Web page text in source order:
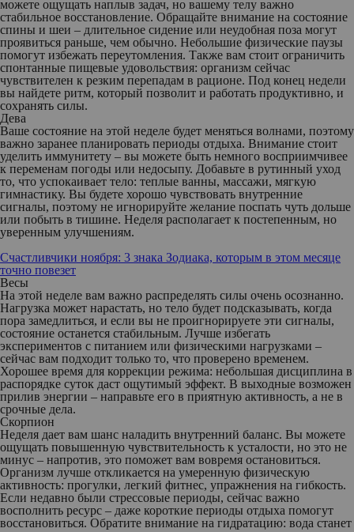
можете ощущать наплыв задач, но вашему телу важно
стабильное восстановление. Обращайте внимание на состояние
спины и шеи – длительное сидение или неудобная поза могут
проявиться раньше, чем обычно. Небольшие физические паузы
помогут избежать переутомления. Также вам стоит ограничить
спонтанные пищевые удовольствия: организм сейчас
чувствителен к резким перепадам в рационе. Под конец недели
вы найдете ритм, который позволит и работать продуктивно, и
сохранять силы.
Дева
Ваше состояние на этой неделе будет меняться волнами, поэтому
важно заранее планировать периоды отдыха. Внимание стоит
уделить иммунитету – вы можете быть немного восприимчивее
к переменам погоды или недосыпу. Добавьте в рутинный уход
то, что успокаивает тело: теплые ванны, массажи, мягкую
гимнастику. Вы будете хорошо чувствовать внутренние
сигналы, поэтому не игнорируйте желание поспать чуть дольше
или побыть в тишине. Неделя располагает к постепенным, но
уверенным улучшениям.
Счастливчики ноября: 3 знака Зодиака, которым в этом месяце
точно повезет
Весы
На этой неделе вам важно распределять силы очень осознанно.
Нагрузка может нарастать, но тело будет подсказывать, когда
пора замедлиться, и если вы не проигнорируете эти сигналы,
состояние останется стабильным. Лучше избегать
экспериментов с питанием или физическими нагрузками –
сейчас вам подходит только то, что проверено временем.
Хорошее время для коррекции режима: небольшая дисциплина в
распорядке суток даст ощутимый эффект. В выходные возможен
прилив энергии – направьте его в приятную активность, а не в
срочные дела.
Скорпион
Неделя дает вам шанс наладить внутренний баланс. Вы можете
ощущать повышенную чувствительность к усталости, но это не
минус – напротив, это поможет вам вовремя остановиться.
Организм лучше откликается на умеренную физическую
активность: прогулки, легкий фитнес, упражнения на гибкость.
Если недавно были стрессовые периоды, сейчас важно
восполнить ресурс – даже короткие периоды отдыха помогут
восстановиться. Обратите внимание на гидратацию: вода станет